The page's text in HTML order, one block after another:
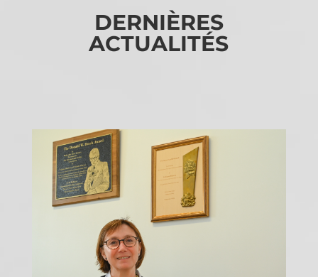
DERNIÈRES
ACTUALITÉS